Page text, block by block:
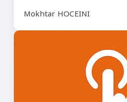
Mokhtar HOCEINI